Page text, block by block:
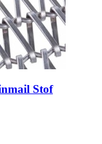
Stof